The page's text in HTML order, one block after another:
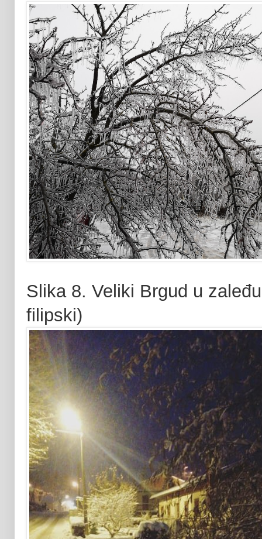
Slika 8. Veliki Brgud u
filipski)